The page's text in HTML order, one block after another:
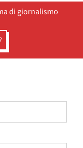
di giornalismo